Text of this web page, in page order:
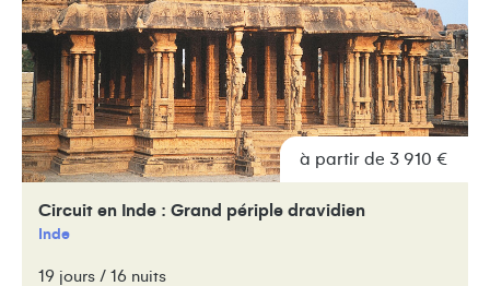
à partir de 3 910 €
Circuit en Inde : Grand périple dravidien
Inde
19 jours / 16 nuits